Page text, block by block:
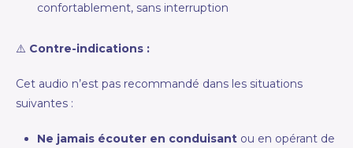
confortablement, sans interruption
⚠️ Contre-indications :
Cet audio n’est pas recommandé dans les situations
suivantes :
Ne jamais écouter en conduisant ou en opérant de